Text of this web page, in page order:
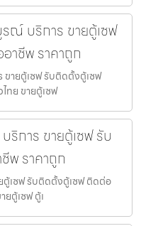
รณ์ บริการ ขายตู้เซฟ
าชีพ ราคาถูก
ขายตู้เซฟ รับติดตั้งตู้เซฟ
ทย ขายตู้เซฟ
ริการ ขายตู้เซฟ รับ
พ ราคาถูก
ตู้เซฟ รับติดตั้งตู้เซฟ ติดต่อ
ตู้เซฟ ตู้เ